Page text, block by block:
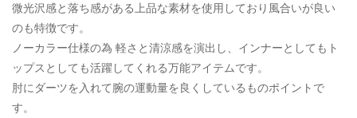
微光沢感と落ち感がある上品な素材を使用しており風合いが良い
のも特徴です。
ノーカラー仕様の為 軽さと清涼感を演出し、インナーとしてもト
ップスとしても活躍してくれる万能アイテムです。
肘にダーツを入れて腕の運動量を良くしているものポイントで
す。